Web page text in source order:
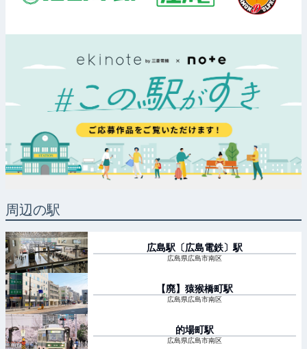
周辺の駅
広島駅〔広島電鉄〕 駅
広島県広島市南区
【廃】猿猴橋町駅
広島県広島市南区
的場町駅
広島県広島市南区